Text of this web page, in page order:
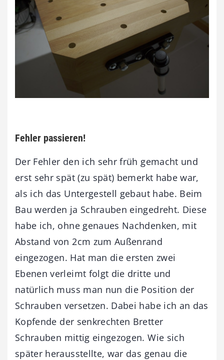
Fehler passieren!
Der Fehler den ich sehr früh gemacht und
erst sehr spät (zu spät) bemerkt habe war,
als ich das Untergestell gebaut habe. Beim
Bau werden ja Schrauben eingedreht. Diese
habe ich, ohne genaues Nachdenken, mit
Abstand von 2cm zum Außenrand
eingezogen. Hat man die ersten zwei
Ebenen verleimt folgt die dritte und
natürlich muss man nun die Position der
Schrauben versetzen. Dabei habe ich an das
Kopfende der senkrechten Bretter
Schrauben mittig eingezogen. Wie sich
später herausstellte, war das genau die